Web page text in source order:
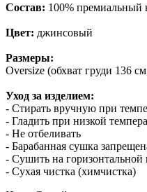
Состав: 100% премиальный
Цвет: джинсовый
Размеры:
Oversize (обхват груди 136
Уход за изделием:
- Стирать вручную при
- Гладить при низкой
- Не отбеливать
- Барабанная сушка
- Сушить на горизонтальной
- Сухая чистка (химчистка)